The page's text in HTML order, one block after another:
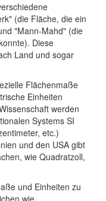
(die Fläche, die ein
"Mann-Mahd" (die
Diese
Land und sogar
Flächenmaße
Einheiten
werden
Systems SI
etc.)
und den USA gibt
wie Quadratzoll,
und Einheiten zu
wie